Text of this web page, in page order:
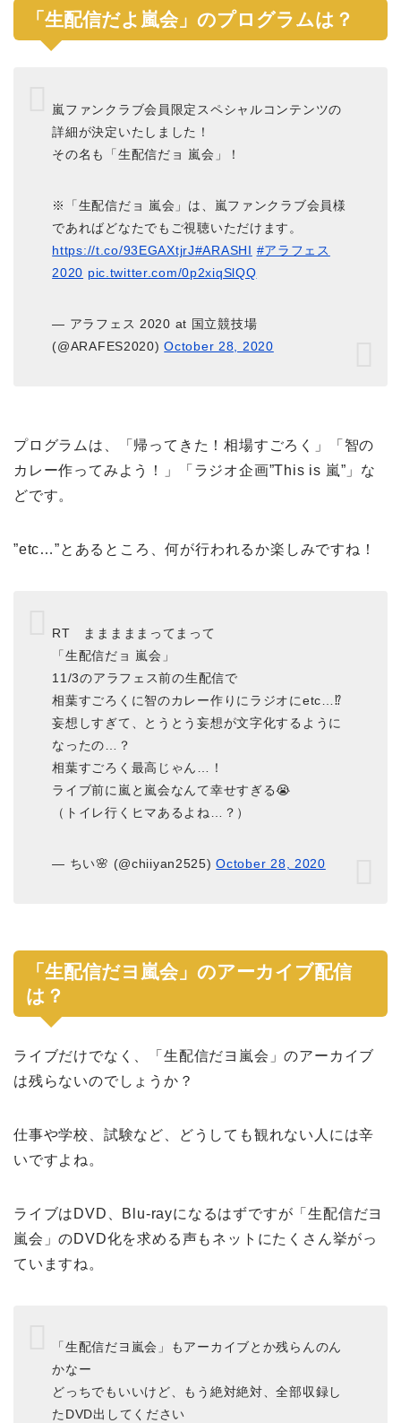
「生配信だよ嵐会」のプログラムは？
嵐ファンクラブ会員限定スペシャルコンテンツの
詳細が決定いたしました！
その名も「生配信だョ 嵐会」！
※「生配信だョ 嵐会」は、嵐ファンクラブ会員様
であればどなたでもご視聴いただけます。
https://t.co/93EGAXtjrJ#ARASHI #アラフェス
2020 pic.twitter.com/0p2xiqSlQQ
— アラフェス 2020 at 国立競技場
(@ARAFES2020)October 28, 2020
プログラムは、「帰ってきた！相場すごろく」「智の
カレー作ってみよう！」「ラジオ企画”This is 嵐”」な
どです。
”etc…”とあるところ、何が行われるか楽しみですね！
RT まままままってまって
「生配信だョ 嵐会」
11/3のアラフェス前の生配信で
相葉すごろくに智のカレー作りにラジオにetc…⁉️
妄想しすぎて、とうとう妄想が文字化するように
なったの…？
相葉すごろく最高じゃん…！
ライブ前に嵐と嵐会なんて幸せすぎる😭
（トイレ行くヒマあるよね…？）
— ちい🌸 (@chiiyan2525)October 28, 2020
「生配信だヨ嵐会」のアーカイブ配信
は？
ライブだけでなく、「生配信だヨ嵐会」のアーカイブ
は残らないのでしょうか？
仕事や学校、試験など、どうしても観れない人には辛
いですよね。
ライブはDVD、Blu-rayになるはずですが「生配信だヨ
嵐会」のDVD化を求める声もネットにたくさん挙がっ
ていますね。
「生配信だヨ嵐会」もアーカイブとか残らんのん
かなー
どっちでもいいけど、もう絶対絶対、全部収録し
たDVD出してください